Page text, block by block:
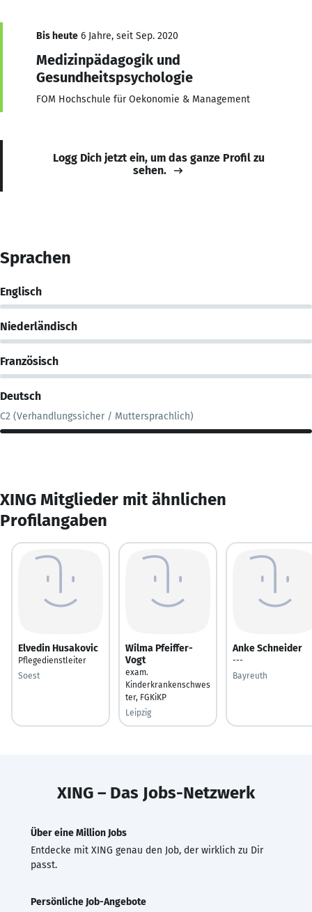
Bis heute 6 Jahre, seit Sep. 2020
Medizinpädagogik und
Gesundheitspsychologie
FOM Hochschule für Oekonomie & Management
Logg Dich jetzt ein, um das ganze Profil zu
sehen.
Sprachen
Englisch
Niederländisch
Französisch
Deutsch
C2 (Verhandlungssicher / Muttersprachlich)
XING Mitglieder mit ähnlichen
Profilangaben
Elvedin Husakovic
Pflegedienstleiter
Soest
Wilma Pfeiffer-
Vogt
exam.
Kinderkrankenschwes
ter, FGKiKP
Leipzig
Anke Schneider
---
Bayreuth
XING – Das Jobs-Netzwerk
Über eine Million Jobs
Entdecke mit XING genau den Job, der wirklich zu Dir
passt.
Persönliche Job-Angebote